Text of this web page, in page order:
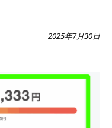
2025年7月30日